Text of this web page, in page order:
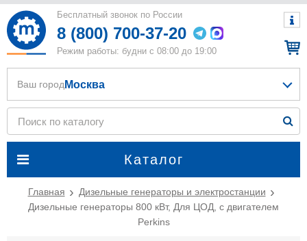
Бесплатный звонок по России
8 (800) 700-37-20
Режим работы: будни с 08:00 до 19:00
Каталог
Ваш город Москва
Главная
Дизельные генераторы и электростанции
Дизельные генераторы 800 кВт, Для ЦОД, с двигателем
Perkins